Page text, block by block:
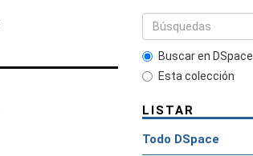
Buscar en DSpace
Esta colección
LISTAR
Todo DSpace